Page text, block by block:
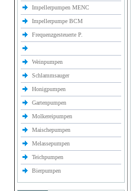
Impellerpumpen MENC
Impellerpumpe BCM
Frequenzgesteuerte P.
Weinpumpen
Schlammsauger
Honigpumpen
Gartenpumpen
Molkereipumpen
Maischepumpen
Melassepumpen
Teichpumpen
Bierpumpen